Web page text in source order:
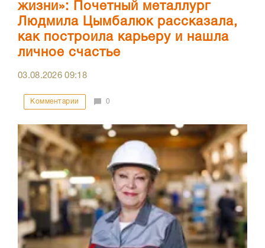
жизни»: Почетный металлург
Людмила Цымбалюк рассказала,
как построила карьеру и нашла
личное счастье
03.08.202609:18
Комментарии 0